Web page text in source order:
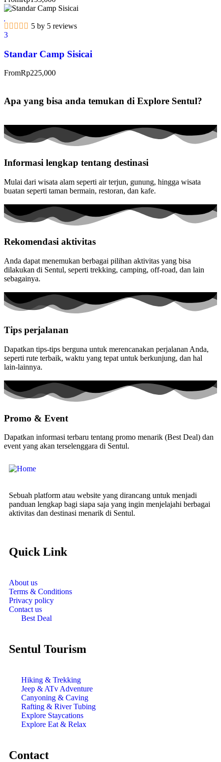
5 by 5 reviews
3
Standar Camp Sisicai
FromRp225,000
Apa yang bisa anda temukan di Explore Sentul?
Informasi lengkap tentang destinasi
Mulai dari wisata alam seperti air terjun, gunung, hingga wisata
buatan seperti taman bermain, restoran, dan kafe.
Rekomendasi aktivitas
Anda dapat menemukan berbagai pilihan aktivitas yang bisa
dilakukan di Sentul, seperti trekking, camping, off-road, dan lain
sebagainya.
Tips perjalanan
Dapatkan tips-tips berguna untuk merencanakan perjalanan Anda,
seperti rute terbaik, waktu yang tepat untuk berkunjung, dan hal
lain-lainnya.
Promo & Event
Dapatkan informasi terbaru tentang promo menarik (Best Deal) dan
event yang akan terselenggara di Sentul.
Sebuah platform atau website yang dirancang untuk menjadi
panduan lengkap bagi siapa saja yang ingin menjelajahi berbagai
aktivitas dan destinasi menarik di Sentul.
Quick Link
About us
Terms & Conditions
Privacy policy
Contact us
Best Deal
Sentul Tourism
Hiking & Trekking
Jeep & ATv Adventure
Canyoning & Caving
Rafting & River Tubing
Explore Staycations
Explore Eat & Relax
Contact